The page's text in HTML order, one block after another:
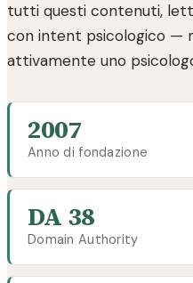
tutti questi contenuti,
con intent psicologico —
attivamente uno
2007
Anno di fondazione
DA 38
Domain Authority